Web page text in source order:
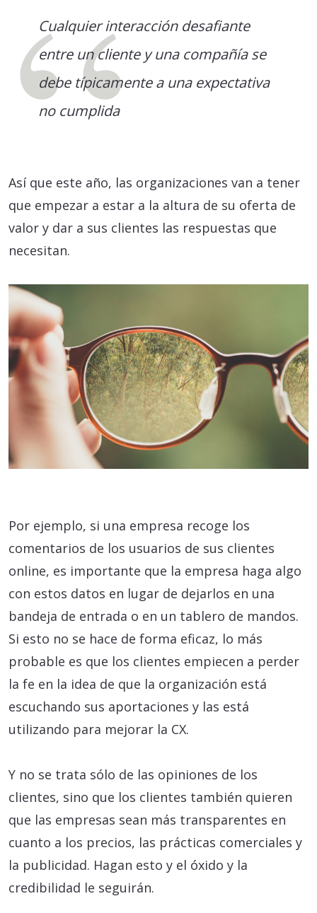
Cualquier interacción desafiante
entre un cliente y una compañía se
debe típicamente a una expectativa
no cumplida
Así que este año, las organizaciones van a tener
que empezar a estar a la altura de su oferta de
valor y dar a sus clientes las respuestas que
necesitan.
Por ejemplo, si una empresa recoge los
comentarios de los usuarios de sus clientes
online, es importante que la empresa haga algo
con estos datos en lugar de dejarlos en una
bandeja de entrada o en un tablero de mandos.
Si esto no se hace de forma eficaz, lo más
probable es que los clientes empiecen a perder
la fe en la idea de que la organización está
escuchando sus aportaciones y las está
utilizando para mejorar la CX.
Y no se trata sólo de las opiniones de los
clientes, sino que los clientes también quieren
que las empresas sean más transparentes en
cuanto a los precios, las prácticas comerciales y
la publicidad. Hagan esto y el óxido y la
credibilidad le seguirán.